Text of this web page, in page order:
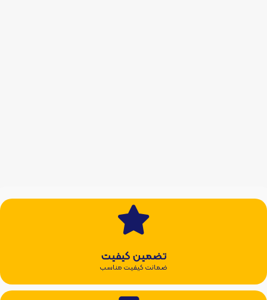
تضمین کیفیت
ضمانت کیفیت مناسب